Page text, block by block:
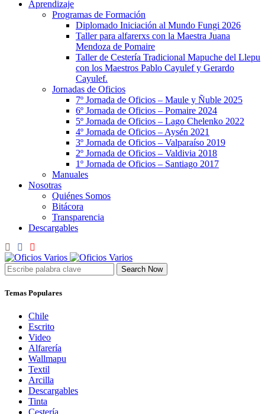
Aprendizaje
Programas de Formación
Diplomado Iniciación al Mundo Fungi 2026
Taller para alfarerxs con la Maestra Juana
Mendoza de Pomaire
Taller de Cestería Tradicional Mapuche del Llepu
con los Maestros Pablo Cayulef y Gerardo
Cayulef.
Jornadas de Oficios
7º Jornada de Oficios – Maule y Ñuble 2025
6º Jornada de Oficios – Pomaire 2024
5º Jornada de Oficios – Lago Chelenko 2022
4º Jornada de Oficios – Aysén 2021
3º Jornada de Oficios – Valparaíso 2019
2º Jornada de Oficios – Valdivia 2018
1º Jornada de Oficios – Santiago 2017
Manuales
Nosotras
Quiénes Somos
Bitácora
Transparencia
Descargables
Search Now
Temas Populares
Chile
Escrito
Video
Alfarería
Wallmapu
Textil
Arcilla
Descargables
Tinta
Cestería